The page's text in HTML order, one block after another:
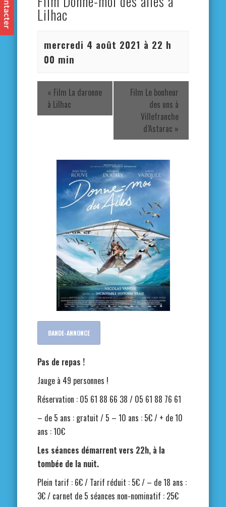
Lilhac
mercredi 4 août 2021 à 22 h
00 min
« Film La daronne
à Lilhac
Film Le bonheur
des uns à
Villefranche
d’Astarac »
BANDE-ANNONCE
Pas de repas !
Jauge à 49 personnes !
Réservation : 05 61 88 66 38 / 05 61 88 76 61
– de 5 ans : gratuit / 5 – 10 ans : 5€ / + de 10
ans : 10€
Les séances démarrent vers 22h, à la
tombée de la nuit.
Plein tarif : 6€ / Tarif réduit : 5€ / – de 18 ans :
3€ / carnet de 5 séances non-nominatif : 25€